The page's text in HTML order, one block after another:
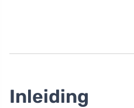
Inleiding